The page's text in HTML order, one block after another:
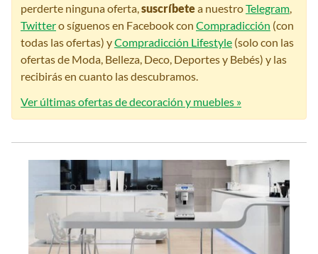
perderte ninguna oferta,suscríbetea nuestroTelegram,
Twittero síguenos en Facebook con Compradicción (con
todas las ofertas) yCompradicción Lifestyle (solo con las
ofertas de Moda, Belleza, Deco, Deportes y Bebés) y las
recibirás en cuanto las descubramos.
Ver últimas ofertas de decoración y muebles »